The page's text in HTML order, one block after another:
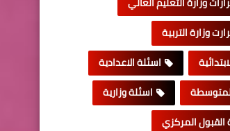
وزارة التربية
اسئلة الاعدادية
اسئلة وزارية
القبول المركزي